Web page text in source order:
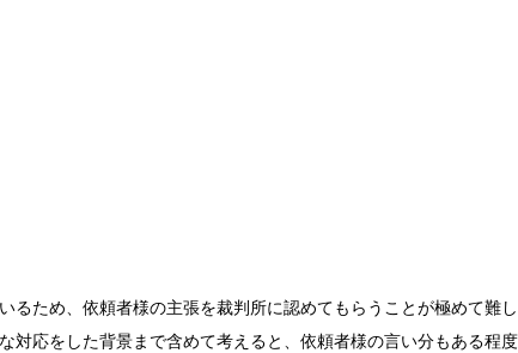
ため、依頼者様の主張を裁判所に認めてもらうことが極めて難し
対応をした背景まで含めて考えると、依頼者様の言い分もある程度